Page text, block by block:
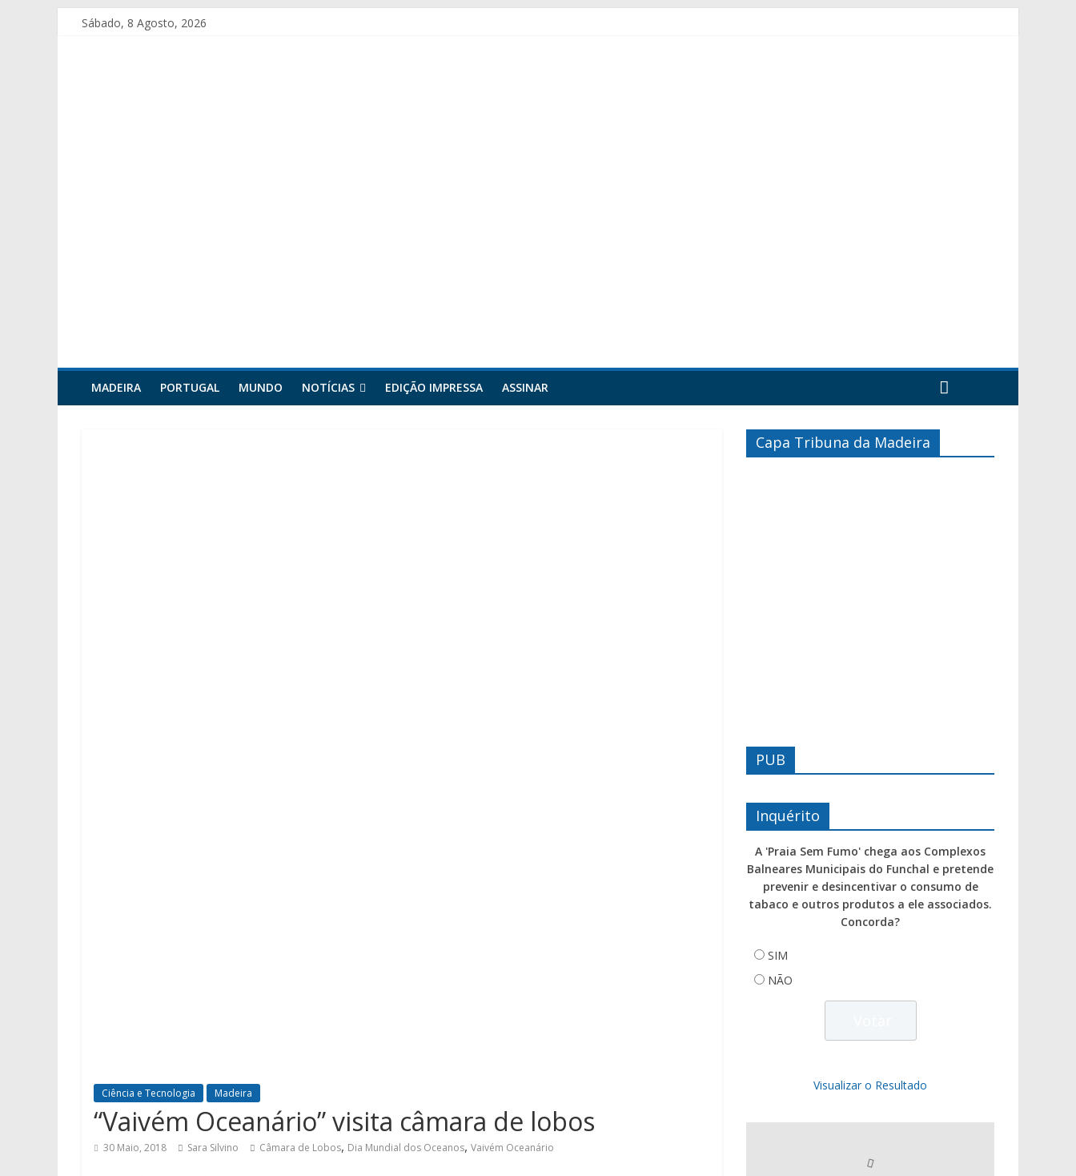
Sábado, 8 Agosto, 2026
MADEIRA PORTUGAL MUNDO NOTÍCIAS EDIÇÃO IMPRESSA ASSINAR
Ciência e Tecnologia Madeira
“Vaivém Oceanário” visita câmara de lobos
30 Maio, 2018 Sara Silvino Câmara de Lobos, Dia Mundial dos Oceanos, Vaivém Oceanário
Capa Tribuna da Madeira
PUB
Inquérito
A 'Praia Sem Fumo' chega aos Complexos
Balneares Municipais do Funchal e pretende
prevenir e desincentivar o consumo de
tabaco e outros produtos a ele associados.
Concorda?
SIM
NÃO
Visualizar o Resultado